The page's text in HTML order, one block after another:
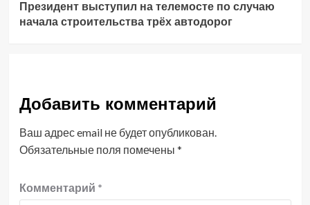
Президент выступил на телемосте по случаю
начала строительства трёх автодорог
Добавить комментарий
Ваш адрес email не будет опубликован.
Обязательные поля помечены *
Комментарий *